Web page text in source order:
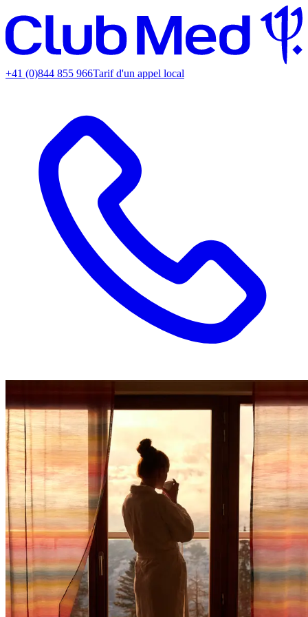
+41 (0)844 855 966Tarif d'un appel local